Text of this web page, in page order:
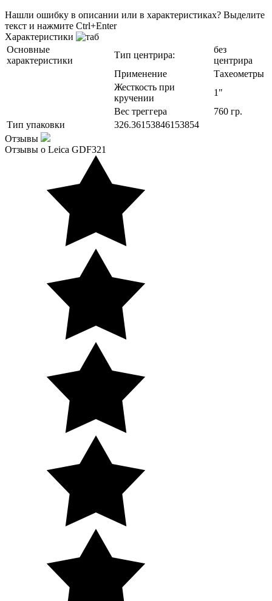
Нашли ошибку в описании или в характеристиках? Выделите
текст и нажмите Ctrl+Enter
Характеристики
Основные
характеристики
Тип центрира:
без
центрира
Применение
Тахеометры
Жесткость при
кручении
1"
Вес треггера
760 гр.
Тип упаковки
326.36153846153854
Отзывы
Отзывы о Leica GDF321